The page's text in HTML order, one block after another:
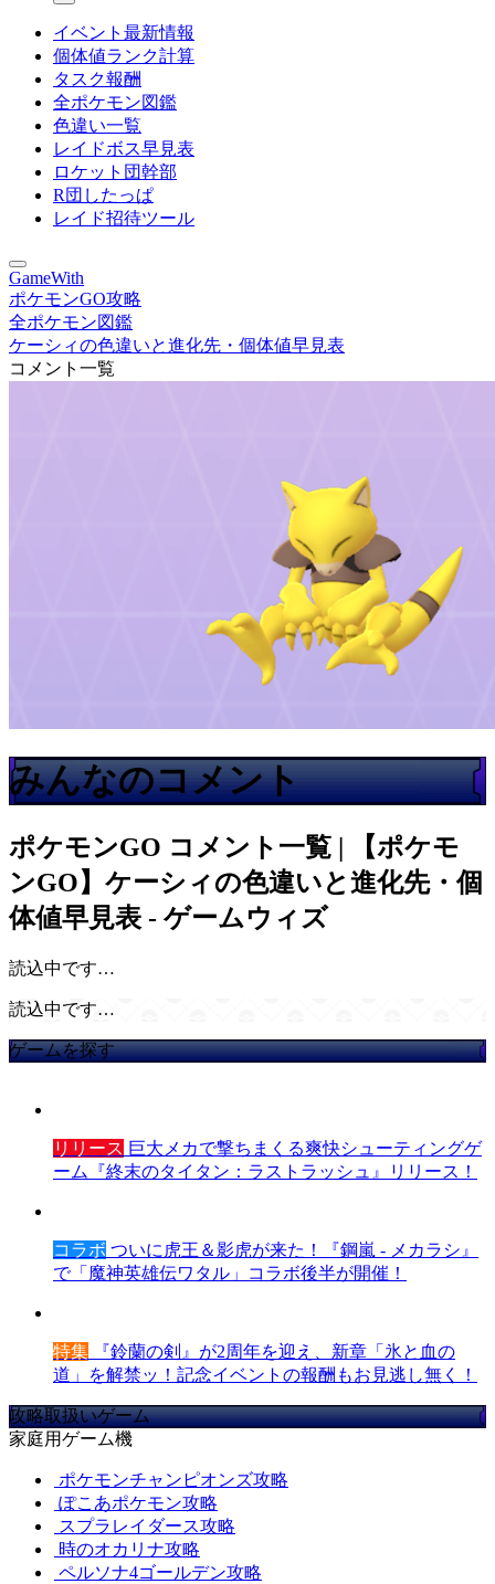
イベント最新情報
個体値ランク計算
タスク報酬
全ポケモン図鑑
色違い一覧
レイドボス早見表
ロケット団幹部
R団したっぱ
レイド招待ツール
GameWith
ポケモンGO攻略
全ポケモン図鑑
ケーシィの色違いと進化先・個体値早見表
コメント一覧
みんなのコメント
ポケモンGO コメント一覧 | 【ポケモ
ンGO】ケーシィの色違いと進化先・個
体値早見表 - ゲームウィズ
読込中です…
読込中です…
ゲームを探す
リリース 巨大メカで撃ちまくる爽快シューティングゲ
ーム『終末のタイタン：ラストラッシュ』リリース！
コラボ ついに虎王＆影虎が来た！『鋼嵐 - メカラシ』
で「魔神英雄伝ワタル」コラボ後半が開催！
特集 『鈴蘭の剣』が2周年を迎え、新章「氷と血の
道」を解禁ッ！記念イベントの報酬もお見逃し無く！
攻略取扱いゲーム
家庭用ゲーム機
ポケモンチャンピオンズ攻略
ぽこあポケモン攻略
スプラレイダース攻略
時のオカリナ攻略
ペルソナ4ゴールデン攻略